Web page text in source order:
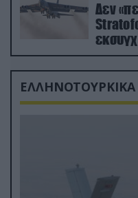
Δεν
από τα
ΕΛΛΗΝΟΤΟΥΡΚΙΚΑ